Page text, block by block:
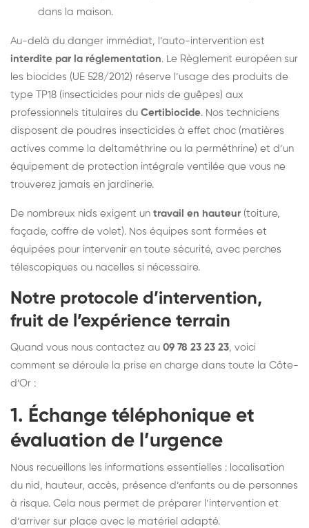
dans la maison.
Au-delà du danger immédiat, l’auto-intervention est
interdite par la réglementation. Le Règlement européen sur
les biocides (UE 528/2012) réserve l’usage des produits de
type TP18 (insecticides pour nids de guêpes) aux
professionnels titulaires du Certibiocide. Nos techniciens
disposent de poudres insecticides à effet choc (matières
actives comme la deltaméthrine ou la perméthrine) et d’un
équipement de protection intégrale ventilée que vous ne
trouverez jamais en jardinerie.
De nombreux nids exigent un travail en hauteur (toiture,
façade, coffre de volet). Nos équipes sont formées et
équipées pour intervenir en toute sécurité, avec perches
télescopiques ou nacelles si nécessaire.
Notre protocole d’intervention,
fruit de l’expérience terrain
Quand vous nous contactez au 09 78 23 23 23, voici
comment se déroule la prise en charge dans toute la Côte-
d’Or :
1. Échange téléphonique et
évaluation de l’urgence
Nous recueillons les informations essentielles : localisation
du nid, hauteur, accès, présence d’enfants ou de personnes
à risque. Cela nous permet de préparer l’intervention et
d’arriver sur place avec le matériel adapté.